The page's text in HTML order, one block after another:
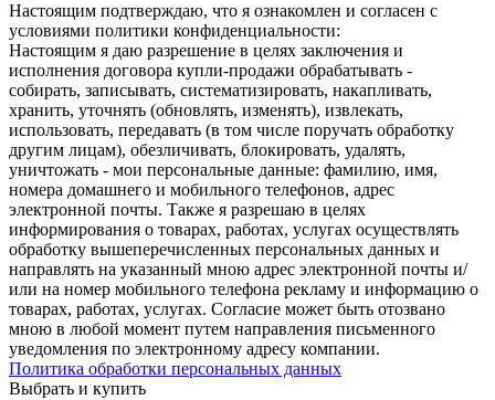
Настоящим подтверждаю, что я ознакомлен и согласен с
условиями политики конфиденциальности:
Настоящим я даю разрешение в целях заключения и
исполнения договора купли-продажи обрабатывать -
собирать, записывать, систематизировать, накапливать,
хранить, уточнять (обновлять, изменять), извлекать,
использовать, передавать (в том числе поручать обработку
другим лицам), обезличивать, блокировать, удалять,
уничтожать - мои персональные данные: фамилию, имя,
номера домашнего и мобильного телефонов, адрес
электронной почты. Также я разрешаю в целях
информирования о товарах, работах, услугах осуществлять
обработку вышеперечисленных персональных данных и
направлять на указанный мною адрес электронной почты и/
или на номер мобильного телефона рекламу и информацию о
товарах, работах, услугах. Согласие может быть отозвано
мною в любой момент путем направления письменного
уведомления по электронному адресу компании.
Политика обработки персональных данных
Выбрать и купить